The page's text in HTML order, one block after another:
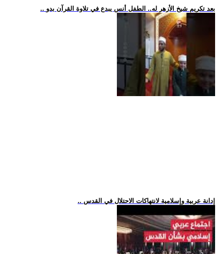
.. بعد تكريم شيخ الأزهر له.. الطفل أنس يبدع في تلاوة القرآن بدو
.. إدانة عربية وإسلامية لانتهاكات الاحتلال في القدس